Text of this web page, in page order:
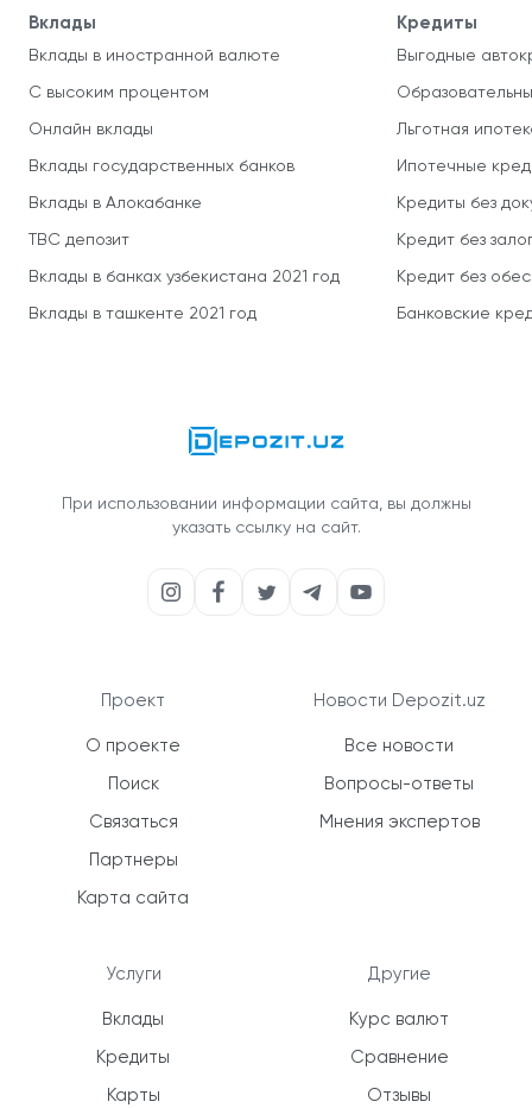
Вклады
Вклады в иностранной валюте
С высоким процентом
Онлайн вклады
Вклады государственных банков
Вклады в Алокабанке
TBC депозит
Вклады в банках узбекистана 2021 год
Вклады в ташкенте 2021 год
Кредиты
Выгодные
Льготная
Ипотечные
Кредиты без
Кредит без
Кредит без
Банковские
При использовании информации сайта, вы должны
указать ссылку на сайт.
Проект
О проекте
Поиск
Связаться
Партнеры
Карта сайта
Услуги
Вклады
Кредиты
Карты
Новости Depozit.uz
Все новости
Вопросы-ответы
Мнения экспертов
Другие
Курс валют
Сравнение
Отзывы